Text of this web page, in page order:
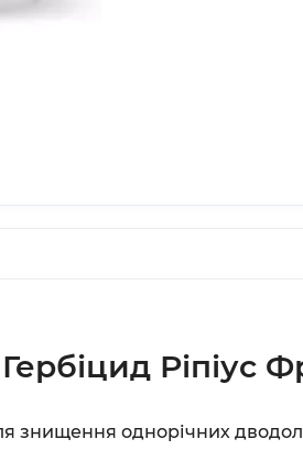
Гербіцид Ріпіус
знищення однорічних